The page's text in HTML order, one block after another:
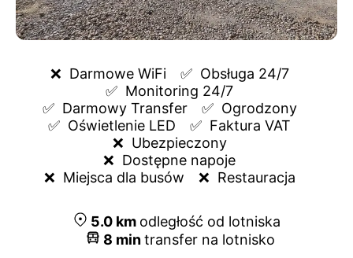
❌ Darmowe WiFi ✅ Obsługa 24/7
✅ Monitoring 24/7
✅ Darmowy Transfer ✅ Ogrodzony
✅ Oświetlenie LED ✅ Faktura VAT
❌ Ubezpieczony
❌ Dostępne napoje
❌ Miejsca dla busów ❌ Restauracja
5.0km odległość od lotniska
8 mintransfer na lotnisko